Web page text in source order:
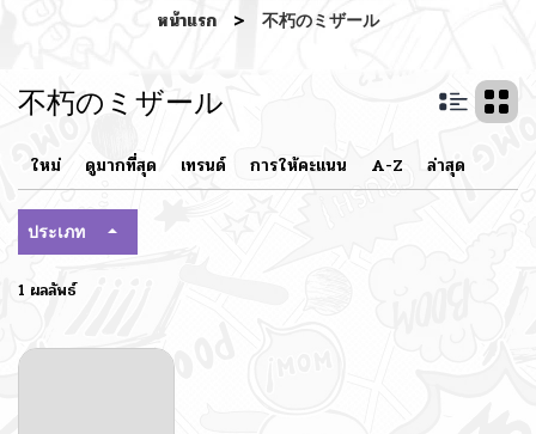
หน้าแรก > 不朽のミザール
不朽のミザール
ใหม่ ดูมากที่สุด เทรนด์ การให้คะแนน A-Z ล่าสุด
ประเภท
1 ผลลัพธ์